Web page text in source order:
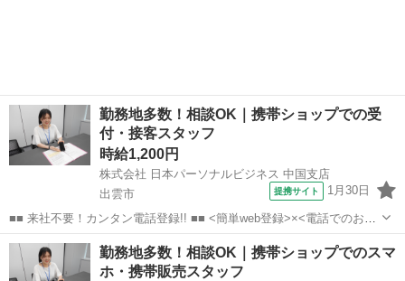
勤務地多数！相談OK｜携帯ショップでの受
付・接客スタッフ
時給1,200円
株式会社 日本パーソナルビジネス 中国支店
出雲市
提携サイト 1月30日
■■ 来社不要！カンタン電話登録!! ■■ <簡単web登録>×<電話でのお仕
事紹介> で、来社なくお仕事探しが可能です♪ 基本情報を入力したら
電話で希望を伝えるだけでOK★ 営業、ラウンダー、事務のお仕事も
あります♪ ご希...
島根 出雲市 店長
勤務地多数！相談OK｜携帯ショップでのスマ
ホ・携帯販売スタッフ